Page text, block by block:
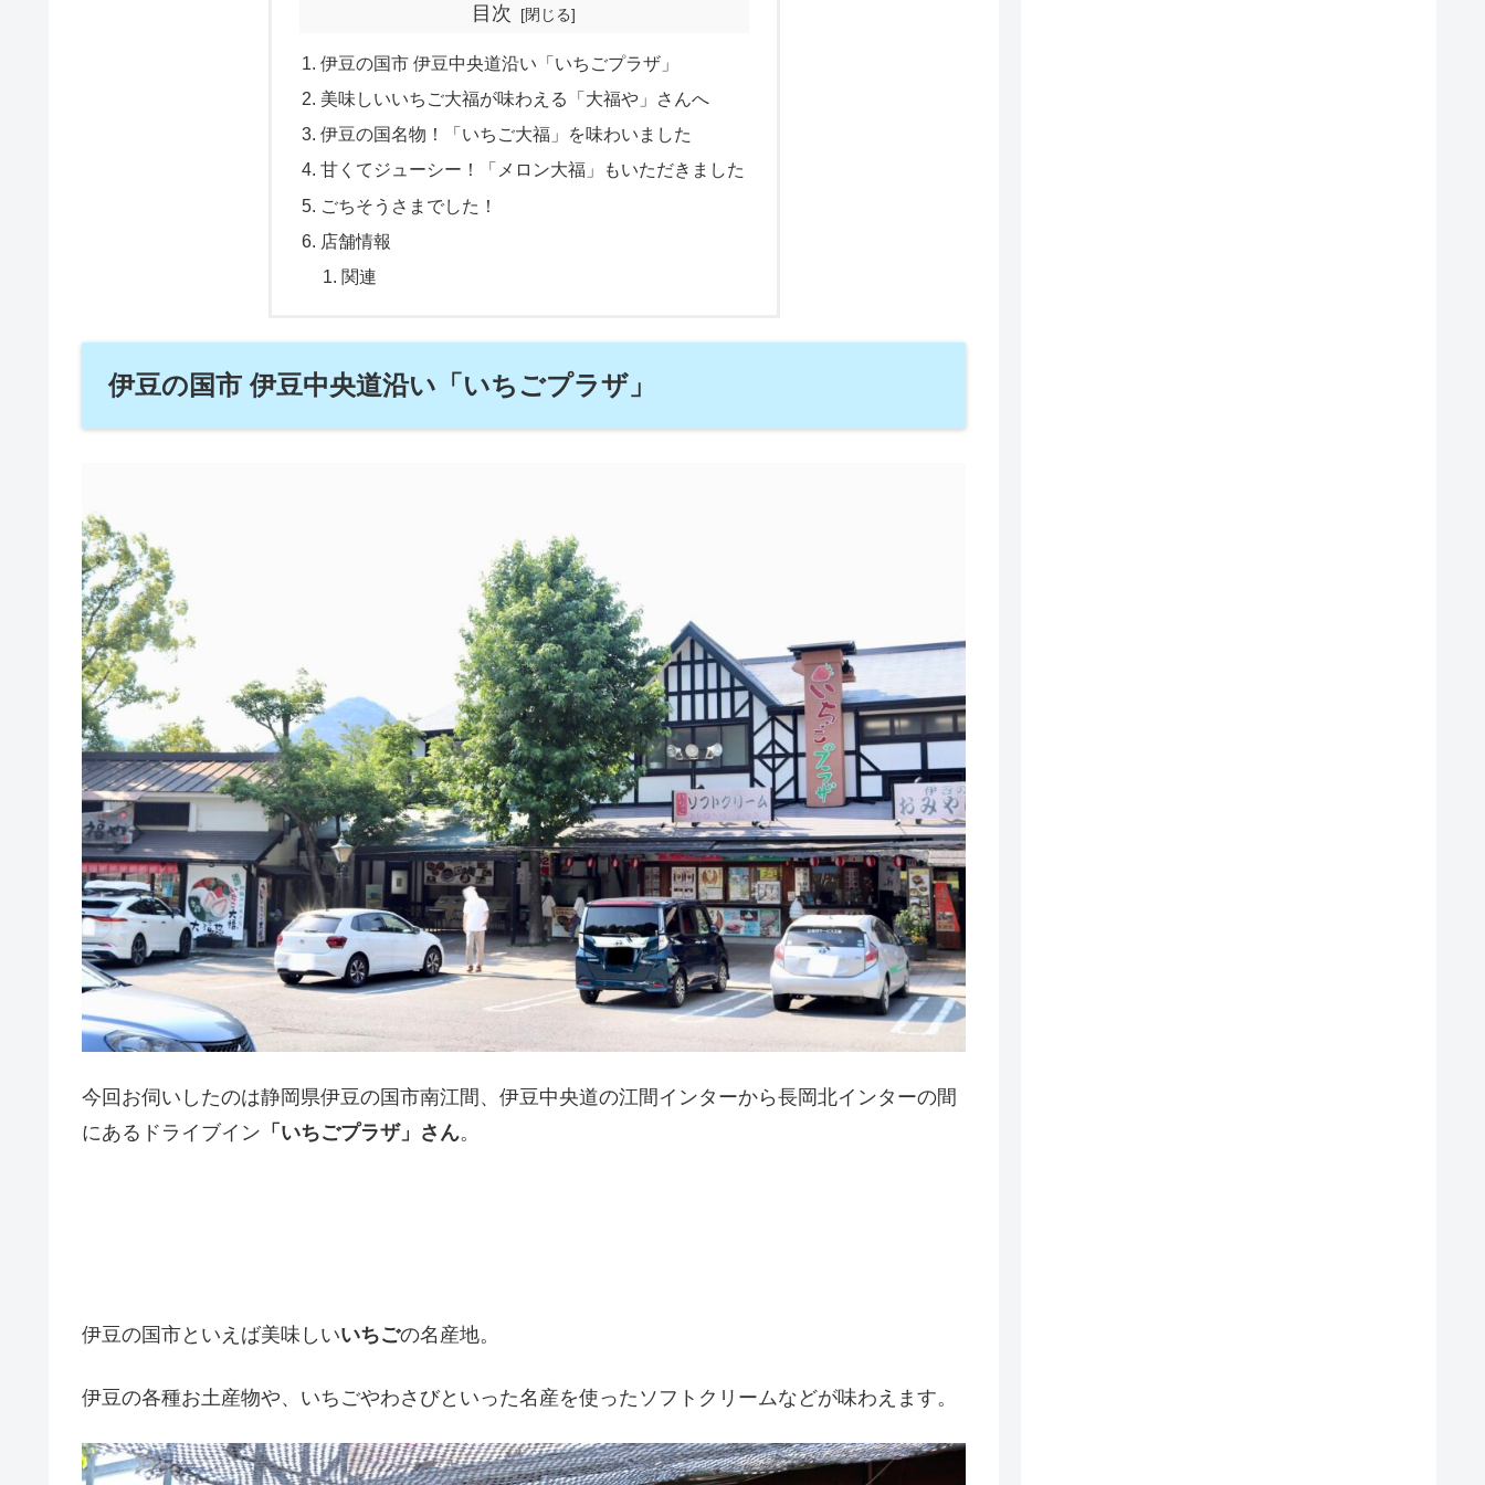
目次
伊豆の国市 伊豆中央道沿い「いちごプラザ」
美味しいいちご大福が味わえる「大福や」さんへ
伊豆の国名物！「いちご大福」を味わいました
甘くてジューシー！「メロン大福」もいただきました
ごちそうさまでした！
店舗情報
関連
伊豆の国市 伊豆中央道沿い「いちごプラザ」
今回お伺いしたのは静岡県伊豆の国市南江間、伊豆中央道の江間インターから長岡北インターの間
にあるドライブイン 「いちごプラザ」さん。
伊豆の国市といえば美味しいいちごの名産地。
伊豆の各種お土産物や、いちごやわさびといった名産を使ったソフトクリームなどが味わえます。